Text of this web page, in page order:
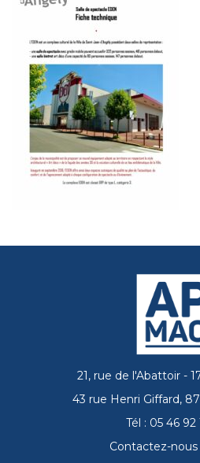
21, rue de l'Abattoir -
43 rue Henri Giffard,
Tél : 05 46 92
Contactez-nous